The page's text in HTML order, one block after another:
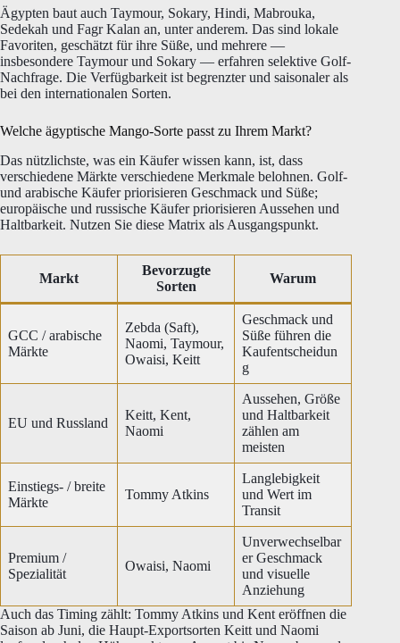
Ägypten baut auch Taymour, Sokary, Hindi, Mabrouka,
Sedekah und Fagr Kalan an, unter anderem. Das sind lokale
Favoriten, geschätzt für ihre Süße, und mehrere —
insbesondere Taymour und Sokary — erfahren selektive Golf-
Nachfrage. Die Verfügbarkeit ist begrenzter und saisonaler als
bei den internationalen Sorten.
Welche ägyptische Mango-Sorte passt zu Ihrem Markt?
Das nützlichste, was ein Käufer wissen kann, ist, dass
verschiedene Märkte verschiedene Merkmale belohnen. Golf-
und arabische Käufer priorisieren Geschmack und Süße;
europäische und russische Käufer priorisieren Aussehen und
Haltbarkeit. Nutzen Sie diese Matrix als Ausgangspunkt.
Markt
Bevorzugte
Sorten
Warum
GCC / arabische
Märkte
Zebda (Saft),
Naomi, Taymour,
Owaisi, Keitt
Geschmack und
Süße führen die
Kaufentscheidun
g
EU und Russland
Keitt, Kent,
Naomi
Aussehen, Größe
und Haltbarkeit
zählen am
meisten
Einstiegs- / breite
Märkte
Tommy Atkins
Langlebigkeit
und Wert im
Transit
Premium /
Spezialität
Owaisi, Naomi
Unverwechselbar
er Geschmack
und visuelle
Anziehung
Auch das Timing zählt: Tommy Atkins und Kent eröffnen die
Saison ab Juni, die Haupt-Exportsorten Keitt und Naomi